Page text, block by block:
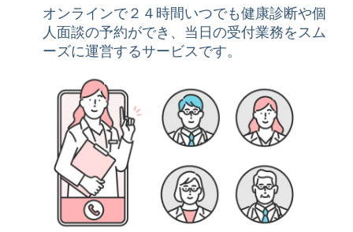
オンラインで２４時間いつでも健康診断や個
人面談の予約ができ、当日の受付業務をスム
ーズに運営するサービスです。